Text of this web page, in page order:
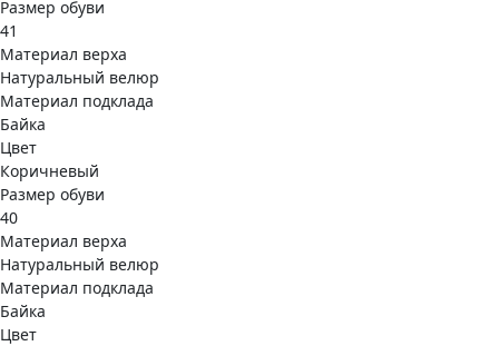
Размер обуви
41
Материал верха
Натуральный велюр
Материал подклада
Байка
Цвет
Коричневый
Размер обуви
40
Материал верха
Натуральный велюр
Материал подклада
Байка
Цвет